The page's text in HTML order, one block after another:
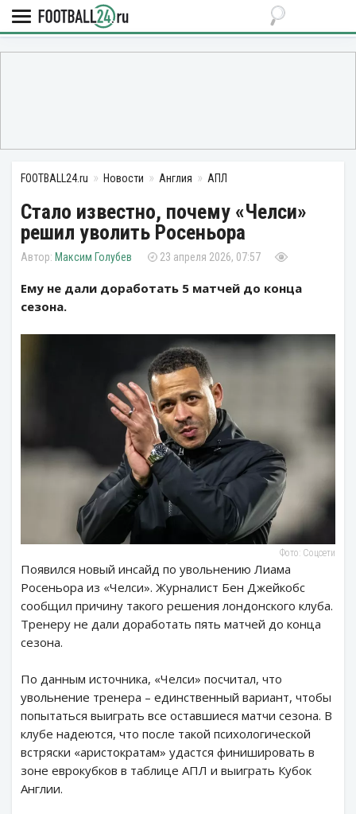
FOOTBALL24.ru Новости Англия АПЛ
Стало известно, почему «Челси»
решил уволить Росеньора
Максим Голубев 23 апреля 2026, 07:57
Ему не дали доработать 5 матчей до конца
сезона.
Фото: Соцсети
Появился новый инсайд по увольнению Лиама
Росеньора из «Челси». Журналист Бен Джейкобс
сообщил причину такого решения лондонского клуба.
Тренеру не дали доработать пять матчей до конца
сезона.
По данным источника, «Челси» посчитал, что
увольнение тренера – единственный вариант, чтобы
попытаться выиграть все оставшиеся матчи сезона. В
клубе надеются, что после такой психологической
встряски «аристократам» удастся финишировать в
зоне еврокубков в таблице АПЛ и выиграть Кубок
Англии.